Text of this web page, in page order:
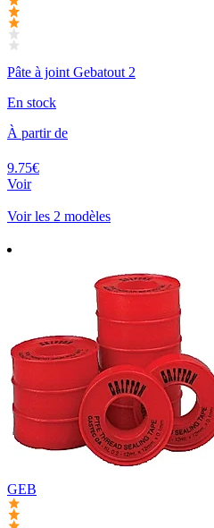
Pâte à joint Gebatout 2
En stock
À partir de
9.75€
Voir
Voir les 2 modèles
GEB